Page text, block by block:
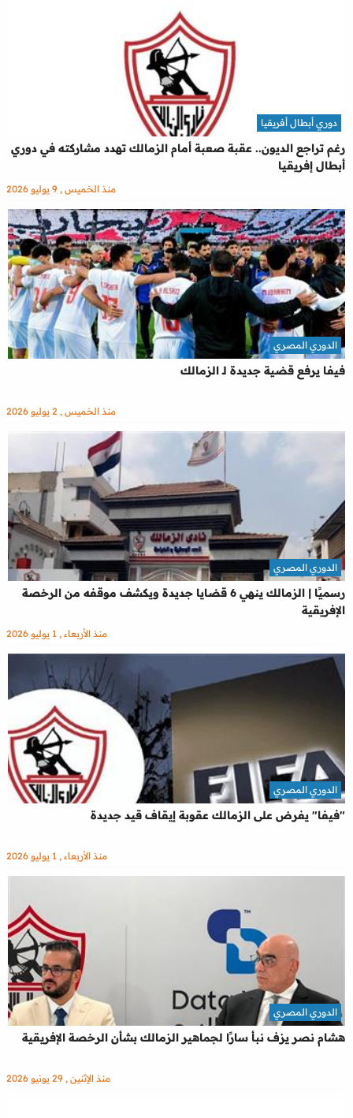
رغم تراجع الديون.. عقبة صعبة أمام الزمالك تهدد مشاركته في دوري
أبطال إفريقيا
دوري أبطال أفريقيا
منذ الخميس , 9 يوليو 2026
فيفا يرفع قضية جديدة لـ الزمالك
الدوري المصري
منذ الخميس , 2 يوليو 2026
رسميًا | الزمالك ينهي 6 قضايا جديدة ويكشف موقفه من الرخصة
الإفريقية
الدوري المصري
منذ الأربعاء , 1 يوليو 2026
"فيفا" يفرض على الزمالك عقوبة إيقاف قيد جديدة
الدوري المصري
منذ الأربعاء , 1 يوليو 2026
هشام نصر يزف نبأ سارًا لجماهير الزمالك بشأن الرخصة الإفريقية
الدوري المصري
منذ الإثنين , 29 يونيو 2026